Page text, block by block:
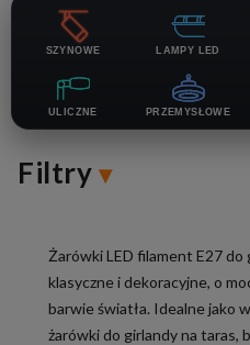
SZYNOWE LAMPY LED
ULICZNE PRZEMYSŁOWE
Filtry
Żarówki LED filament E27
klasyczne i dekoracyjne, o
barwie światła. Idealne jako
żarówki do girlandy na taras,